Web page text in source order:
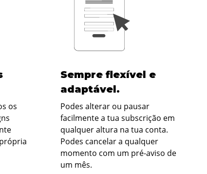
os
Sempre flexível e
adaptável.
Podes alterar ou pausar
facilmente a tua subscrição em
qualquer altura na tua conta.
Podes cancelar a qualquer
momento com um pré-aviso de
um mês.